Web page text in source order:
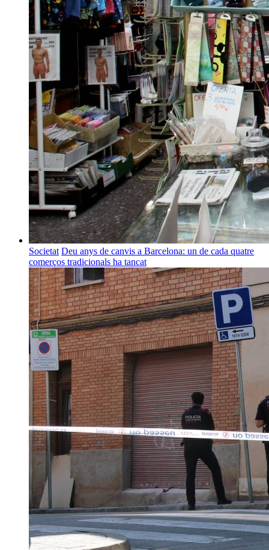
Societat Deu anys de canvis a Barcelona: un de cada quatre
comerços tradicionals ha tancat